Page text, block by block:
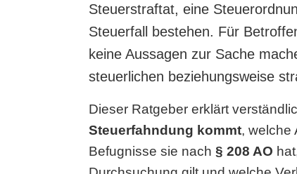
Steuerstraftat, eine
Steuerfall bestehen. Für
keine Aussagen zur Sache
steuerlichen beziehungsweise
Dieser Ratgeber erklärt
Steuerfahndung kommt, welche
Befugnisse sie nach § 208 AO